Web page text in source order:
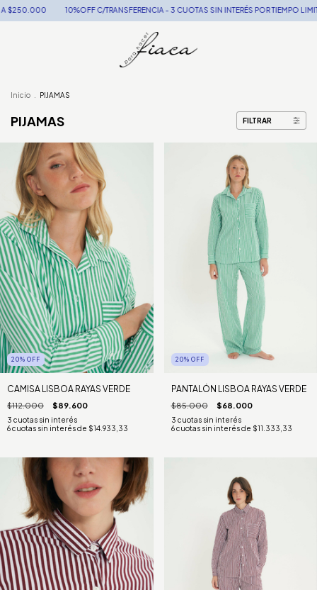
C/TRANSFERENCIA - 3 CUOTAS SIN INTERÉS POR TIEMPO LIMITADO - ENVÍOS
Inicio PIJAMAS
PIJAMAS FILTRAR
20% OFF
CAMISA LISBOA RAYAS VERDE
$112.000 $89.600
6cuotas sin interés de $14.933,33
20% OFF
PANTALÓN LISBOA RAYAS VERDE
$85.000 $68.000
6 cuotas sin interés de $11.333,33